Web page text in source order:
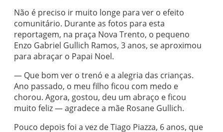
Não é preciso ir muito longe para ver o efeito
comunitário. Durante as fotos para esta
reportagem, na praça Nova Trento, o pequeno
Enzo Gabriel Gullich Ramos, 3 anos, se aproximou
para abraçar o Papai Noel.
— Que bom ver o trenó e a alegria das crianças.
Ano passado, o meu filho ficou com medo e
chorou. Agora, gostou, deu um abraço e ficou
muito feliz — agradece a mãe Rosane Gullich.
Pouco depois foi a vez de Tiago Piazza, 6 anos, que